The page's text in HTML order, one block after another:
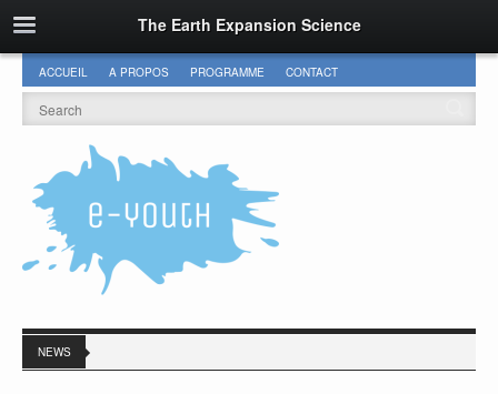
The Earth Expansion Science
ACCUEIL A PROPOS PROGRAMME CONTACT
NEWS